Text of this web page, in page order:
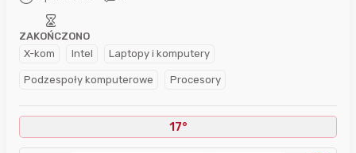
X-kom Intel Laptopy i komputery
Podzespoły komputerowe Procesory
ZAKOŃCZONO
17°